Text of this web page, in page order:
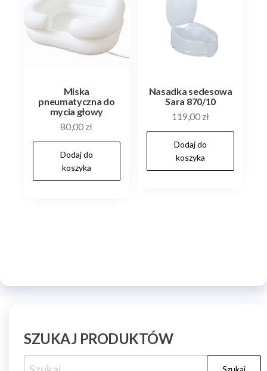
Miska
pneumatyczna do
mycia głowy
80,00 zł
Dodaj do
koszyka
Nasadka sedesowa
Sara 870/10
119,00 zł
Dodaj do
koszyka
SZUKAJ PRODUKTÓW
Szukaj: